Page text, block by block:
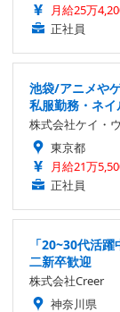
月給25万
正社員
池袋/アニメや
私服勤務・ネ
株式会社ケイ・
東京都
月給21万
正社員
「20~30代活
二新卒歓迎
株式会社Creer
神奈川県